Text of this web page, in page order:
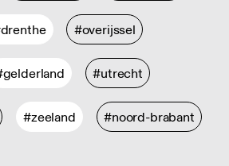
#overijssel
#utrecht
#zeeland #noord-brabant